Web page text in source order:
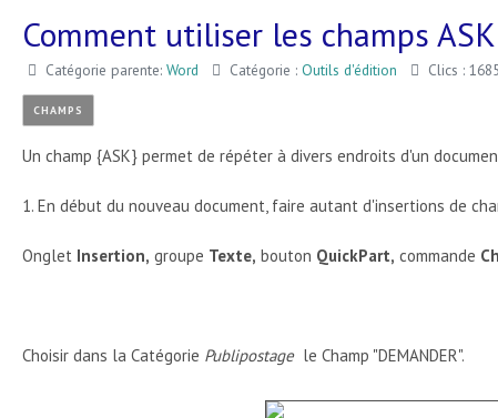
Comment utiliser les champs
Catégorie parente: Word Catégorie : Outils d'édition Clics :
CHAMPS
Un champ {ASK} permet de répéter à divers endroits d'un
1. En début du nouveau document, faire autant d'insertions de
Onglet Insertion, groupe Texte, bouton QuickPart, commande
Choisir dans la Catégorie Publipostagele Champ "DEMANDER".